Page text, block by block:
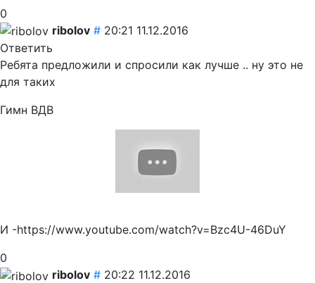
0
ribolov # 20:21 11.12.2016
Ответить
Ребята предложили и спросили как лучше .. ну это не
для таких
Гимн ВДВ
И -https://www.youtube.com/watch?v=Bzc4U-46DuY
0
ribolov # 20:22 11.12.2016